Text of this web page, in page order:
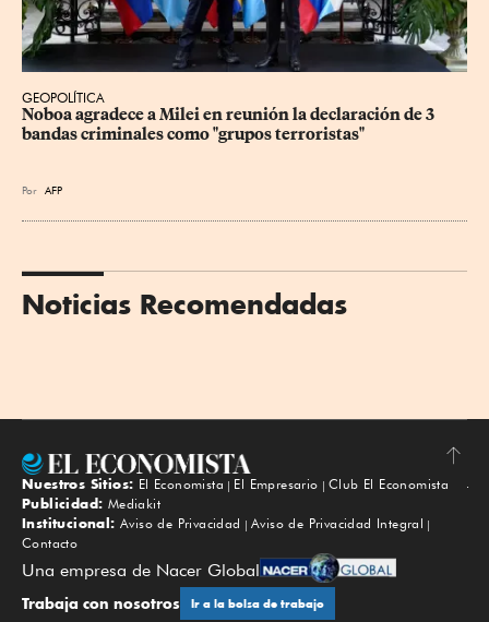
GEOPOLÍTICA
Noboa agradece a Milei en reunión la declaración de 3
bandas criminales como "grupos terroristas"
Por AFP
Noticias Recomendadas
Subir
Nuestros Sitios: El Economista El Empresario
Club El Economista
Publicidad: Mediakit
Institucional: Aviso de Privacidad
Aviso de Privacidad Integral
Contacto
Una empresa de Nacer Global
Trabaja con nosotros Ir a la bolsa de trabajo